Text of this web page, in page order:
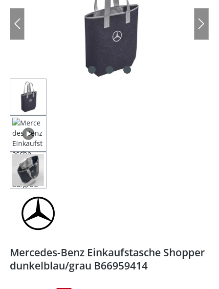
Mercedes-Benz Einkaufstasche Shopper
dunkelblau/grau B66959414